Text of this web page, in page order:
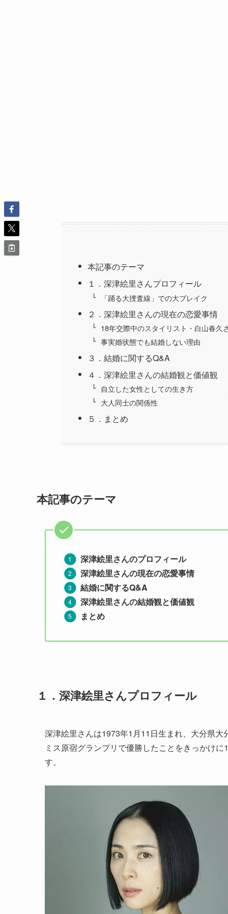
本記事のテーマ
１．深津絵里さんプロフィール
「踊る大捜査線」での大ブレイク
２．深津絵里さんの現在の恋愛事情
18年交際中のスタイリスト・白山春久
事実婚状態でも結婚しない理由
３．結婚に関するQ&A
４．深津絵里さんの結婚観と価値観
自立した女性としての生き方
大人同士の関係性
５．まとめ
本記事のテーマ
深津絵里さんのプロフィール
深津絵里さんの現在の恋愛事情
結婚に関するQ&A
深津絵里さんの結婚観と価値観
まとめ
１． 深津絵里さんプロフィール
深津絵里さんは1973年1月11日生まれ、大分県
ミス原宿グランプリで優勝したことをきっかけ
す。